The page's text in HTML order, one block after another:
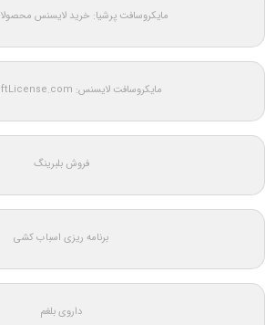
مایکروسافت پرشیا: خرید لایسنس
مایکروسافت لایسنس: MicrosoftLicense.com
فروش بلبرینگ
برنامه ریزی اسباب کشی
داروی بلغم